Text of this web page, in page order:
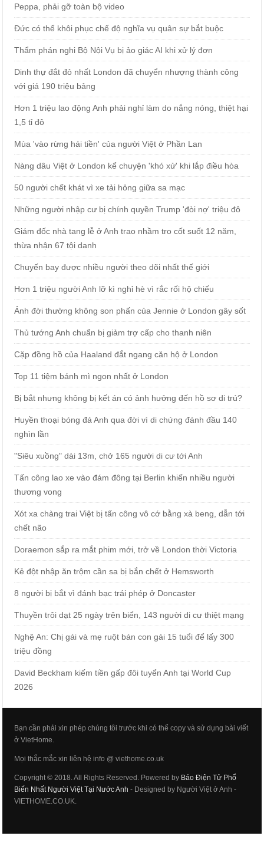
Peppa, phải gỡ toàn bộ video
Đức có thể khôi phục chế độ nghĩa vụ quân sự bắt buộc
Thẩm phán nghi Bộ Nội Vụ bị ảo giác AI khi xử lý đơn
Dinh thự đắt đỏ nhất London đã chuyển nhượng thành công
với giá 190 triệu bảng
Hơn 1 triệu lao động Anh phải nghỉ làm do nắng nóng, thiệt hại
1,5 tỉ đô
Mùa 'vào rừng hái tiền' của người Việt ở Phần Lan
Nàng dâu Việt ở London kể chuyện 'khó xử' khi lắp điều hòa
50 người chết khát vì xe tải hỏng giữa sa mạc
Những người nhập cư bị chính quyền Trump 'đòi nợ' triệu đô
Giám đốc nhà tang lễ ở Anh trao nhầm tro cốt suốt 12 năm,
thừa nhận 67 tội danh
Chuyến bay được nhiều người theo dõi nhất thế giới
Hơn 1 triệu người Anh lỡ kì nghỉ hè vì rắc rối hộ chiếu
Ảnh đời thường không son phấn của Jennie ở London gây sốt
Thủ tướng Anh chuẩn bị giảm trợ cấp cho thanh niên
Cặp đồng hồ của Haaland đắt ngang căn hộ ở London
Top 11 tiệm bánh mì ngon nhất ở London
Bị bắt nhưng không bị kết án có ảnh hưởng đến hồ sơ di trú?
Huyền thoại bóng đá Anh qua đời vì di chứng đánh đầu 140
nghìn lần
"Siêu xuồng" dài 13m, chở 165 người di cư tới Anh
Tấn công lao xe vào đám đông tại Berlin khiến nhiều người
thương vong
Xót xa chàng trai Việt bị tấn công vô cớ bằng xà beng, dẫn tới
chết não
Doraemon sắp ra mắt phim mới, trở về London thời Victoria
Kẻ đột nhập ăn trộm cần sa bị bắn chết ở Hemsworth
8 người bị bắt vì đánh bạc trái phép ở Doncaster
Thuyền trôi dạt 25 ngày trên biển, 143 người di cư thiệt mạng
Nghệ An: Chị gái và mẹ ruột bán con gái 15 tuổi để lấy 300
triệu đồng
David Beckham kiếm tiền gấp đôi tuyển Anh tại World Cup
2026
Bạn cần phải xin phép chúng tôi trước khi có thể copy và sử dụng bài viết
ở VietHome.
Mọi thắc mắc xin liên hệ info @ viethome.co.uk
Copyright © 2018. All Rights Reserved. Powered by Báo Điện Tử Phổ
Biến Nhất Người Việt Tại Nước Anh - Designed by Người Việt ở Anh -
VIETHOME.CO.UK.